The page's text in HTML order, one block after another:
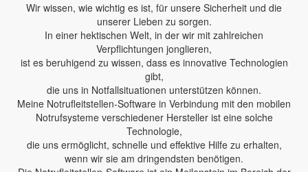
Wir wissen, wie wichtig es ist, für unsere Sicherheit und die
unserer Lieben zu sorgen.
In einer hektischen Welt, in der wir mit zahlreichen
Verpflichtungen jonglieren,
ist es beruhigend zu wissen, dass es innovative Technologien
gibt,
die uns in Notfallsituationen unterstützen können.
Meine Notrufleitstellen-Software in Verbindung mit den mobilen
Notrufsysteme verschiedener Hersteller ist eine solche
Technologie,
die uns ermöglicht, schnelle und effektive Hilfe zu erhalten,
wenn wir sie am dringendsten benötigen.